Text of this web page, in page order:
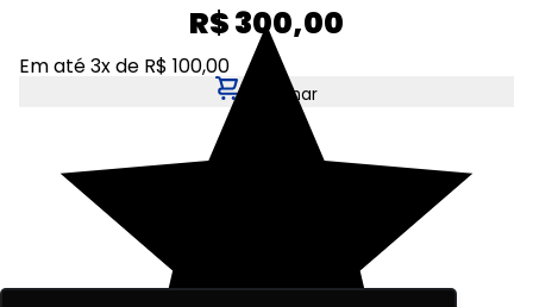
R$ 300,00
Em até 3x de R$ 100,00
Adicionar